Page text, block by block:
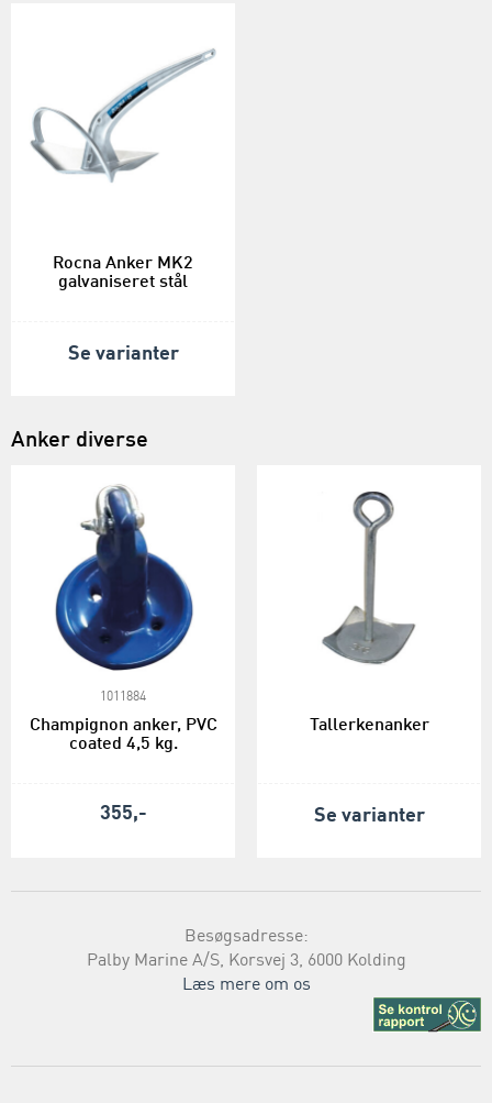
Rocna Anker MK2
galvaniseret stål
Se varianter
Anker diverse
1011884
Champignon anker, PVC
coated 4,5 kg.
355,-
Tallerkenanker
Se varianter
Besøgsadresse:
Palby Marine A/S, Korsvej 3, 6000 Kolding
Læs mere om os